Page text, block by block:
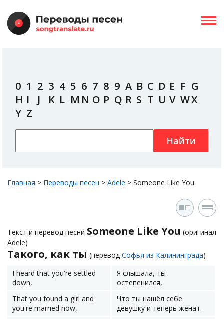
0 1 2 3 4 5 6 7 8 9 A B C D E F G
H I J K L M N O P Q R S T U V WX
Y Z
Найти
Главная > Переводы песен > Adele > Someone Like You
Текст и перевод песни Someone Like You (оригинал
Adele)
Такого, как ты (перевод Софья из Калининграда)
I heard that you're settled
down,
Я слышала, ты
остепенился,
That you found a girl and
you're married now,
Что ты нашёл себе
девушку и теперь женат.